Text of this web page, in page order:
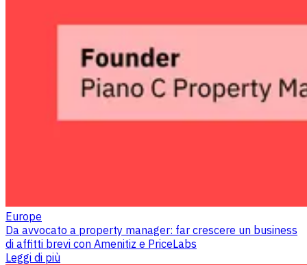
Europe
Da avvocato a property manager: far crescere un business
di affitti brevi con Amenitiz e PriceLabs
Leggi di più